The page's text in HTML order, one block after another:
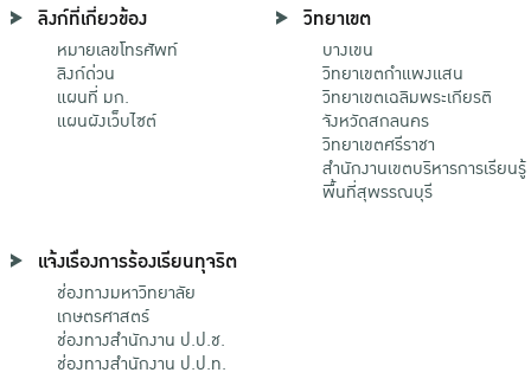
ลิงก์ที่เกี่ยวข้อง
หมายเลขโทรศัพท์
ลิงก์ด่วน
แผนที่ มก.
แผนผังเว็บไซต์
วิทยาเขต
บางเขน
วิทยาเขตกําแพงแสน
วิทยาเขตเฉลิมพระเกียรติ
จังหวัดสกลนคร
วิทยาเขตศรีราชา
สำนักงานเขตบริหารการเรียนรู้
พื้นที่สุพรรณบุรี
แจ้งเรื่องการร้องเรียนทุจริต
ช่องทางมหาวิทยาลัย
เกษตรศาสตร์
ช่องทางสำนักงาน ป.ป.ช.
ช่องทางสำนักงาน ป.ป.ท.